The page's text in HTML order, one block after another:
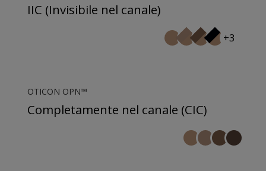
IIC (Invisibile nel canale)
+3
OTICON OPN™
Completamente nel canale (CIC)